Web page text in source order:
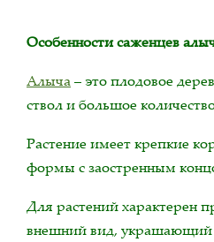
Особенности саженцев
Алыча– это плодовое
ствол и большое
Растение имеет крепкие
формы с заостренным
Для растений характерен
внешний вид, украшающий